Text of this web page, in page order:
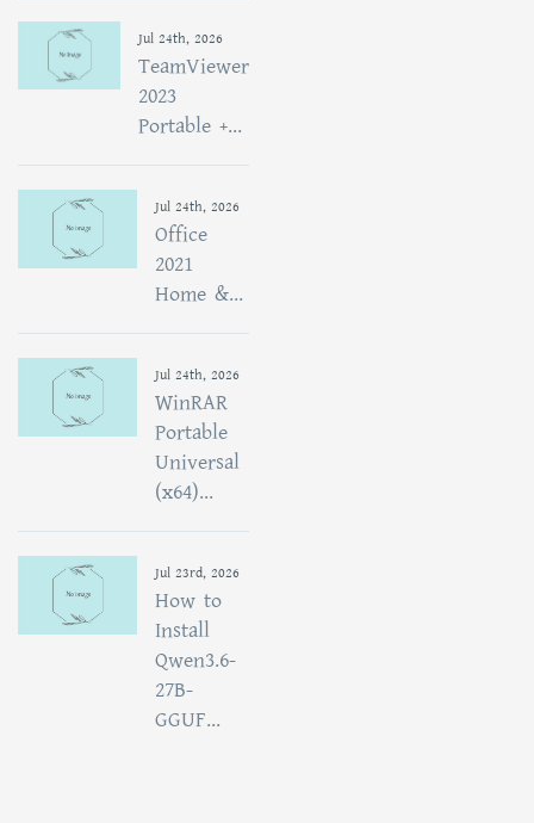
Jul 24th, 2026
TeamViewer
2023
Portable +...
Jul 24th, 2026
Office
2021
Home &...
Jul 24th, 2026
WinRAR
Portable
Universal
(x64)...
Jul 23rd, 2026
How to
Install
Qwen3.6-
27B-
GGUF...